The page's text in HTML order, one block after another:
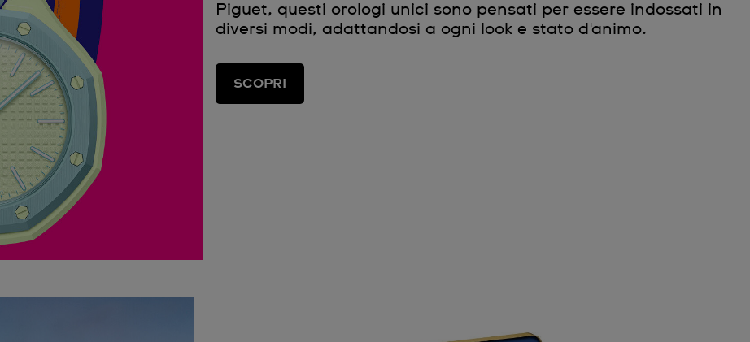
Piguet, questi orologi unici sono pensati per essere indossati in
diversi modi, adattandosi a ogni look e stato d'animo.
SCOPRI